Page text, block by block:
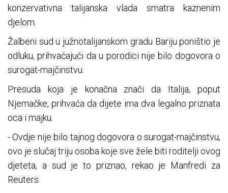
konzervativna talijanska vlada smatra kaznenim
djelom.
Žalbeni sud u južnotalijanskom gradu Bariju poništio je
odluku, prihvaćajući da u porodici nije bilo dogovora o
surogat-majčinstvu.
Presuda koja je konačna znači da Italija, poput
Njemačke, prihvaća da dijete ima dva legalno priznata
oca i majku.
- Ovdje nije bilo tajnog dogovora o surogat-majčinstvu,
ovo je slučaj triju osoba koje sve žele biti roditelji ovog
djeteta, a sud je to priznao, rekao je Manfredi za
Reuters.